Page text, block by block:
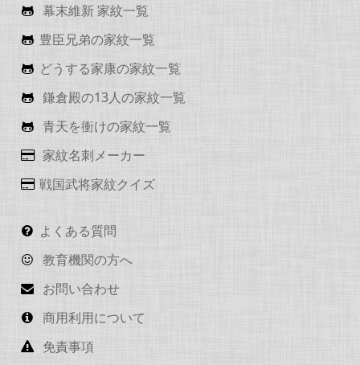
幕末維新 家紋一覧
豊臣兄弟の家紋一覧
どうする家康の家紋一覧
鎌倉殿の13人の家紋一覧
青天を衝けの家紋一覧
家紋名刺メーカー
戦国武将家紋クイズ
よくある質問
教育機関の方へ
お問い合わせ
商用利用について
免責事項